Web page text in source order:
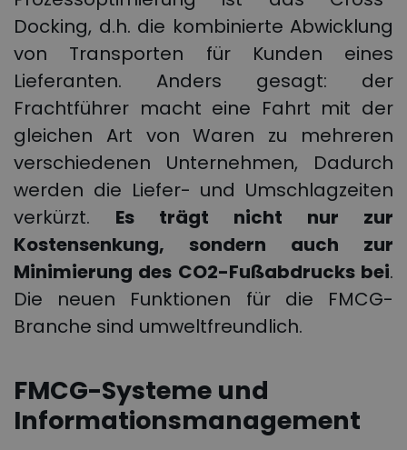
Docking, d.h. die kombinierte Abwicklung
von Transporten für Kunden eines
Lieferanten. Anders gesagt: der
Frachtführer macht eine Fahrt mit der
gleichen Art von Waren zu mehreren
verschiedenen Unternehmen, Dadurch
werden die Liefer- und Umschlagzeiten
verkürzt. Es trägt nicht nur zur
Kostensenkung, sondern auch zur
Minimierung des CO2-Fußabdrucks bei.
Die neuen Funktionen für die FMCG-
Branche sind umweltfreundlich.
FMCG-Systeme und
Informationsmanagement